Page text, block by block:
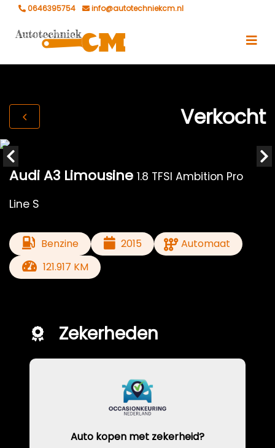
0646395754 info@autotechniekcm.nl
Verkocht
Audi A3 Limousine 1.8 TFSI Ambition Pro
Line S
Benzine 2015
Automaat
121.917 KM
Zekerheden
Auto kopen met zekerheid?